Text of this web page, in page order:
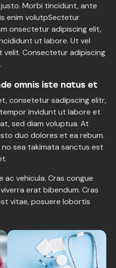
Morbi tincidunt, ante
enim volutpSectetur
onsectetur adipiscing elit,
ut labore. Ut vel
Consectetur adipiscing
omnis iste natus et
consetetur sadipscing elitr,
invidunt ut labore et
sed diam voluptua. At
duo dolores et ea rebum.
sea takimata sanctus est
ac vehicula. Cras congue
erat bibendum. Cras
vitae, posuere lobortis